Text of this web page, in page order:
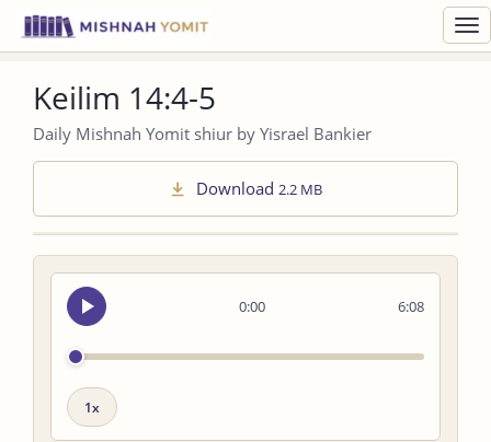
Keilim 14:4-5
Daily Mishnah Yomit shiur by Yisrael Bankier
Download 2.2 MB
0:00
Seek
audio
6:08
Playback